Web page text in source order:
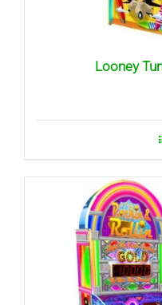
Looney